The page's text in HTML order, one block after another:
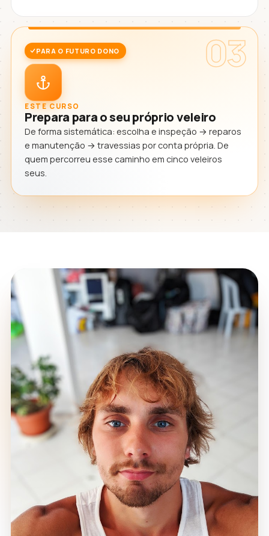
03
PARA O FUTURO DONO
ESTE CURSO
Prepara para o seu próprio veleiro
De forma sistemática: escolha e inspeção → reparos
e manutenção → travessias por conta própria. De
quem percorreu esse caminho em cinco veleiros
seus.